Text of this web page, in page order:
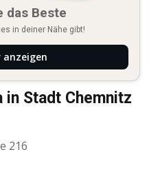
das Beste
in deiner Nähe gibt!
anzeigen
in Stadt Chemnitz
216